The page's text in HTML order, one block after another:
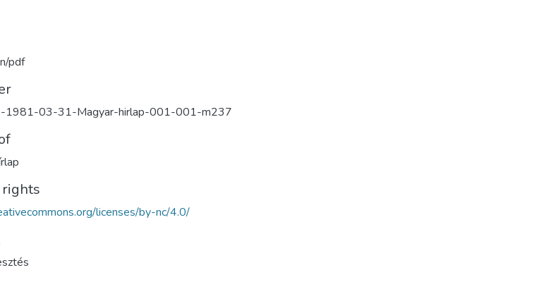
pdf
1981-03-31-Magyar-hirlap-001-001-m237
rights
licenses/by-nc/4.0/